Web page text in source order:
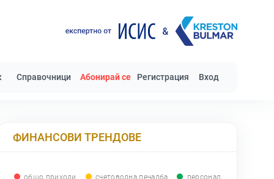
Справочници Абонирай се Регистрация Вход
ФИНАНСОВИ ТРЕНДОВЕ
общо приходи счетоводна печалба персонал